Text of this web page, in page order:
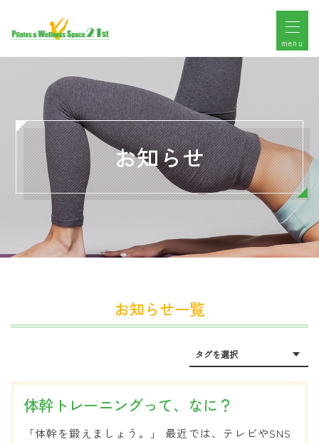
お知らせ
menu
お知らせ一覧
体幹トレーニングって、なに？
「体幹を鍛えましょう。」 最近では、テレビやSNS